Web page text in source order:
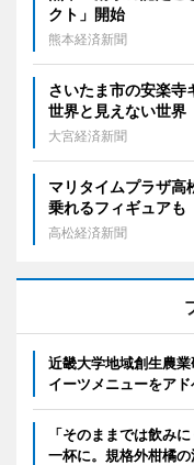
クト」開始
熊本経済新聞
さいたま市の安楽
世界と見えない世界
大宮経済新聞
マリタイムプラザ
乗れるフィギュアも
高松経済新聞
近畿大学地域創生農
イーツメニューをア
「そのままでは飲み
一杯に。規格外柑橘